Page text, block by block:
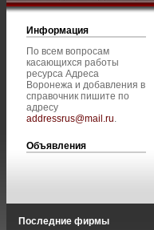
Информация
По всем вопросам
касающихся работы
ресурса Адреса
Воронежа и добавления в
справочник пишите по
адресу
addressrus@mail.ru.
Объявления
Последние фирмы